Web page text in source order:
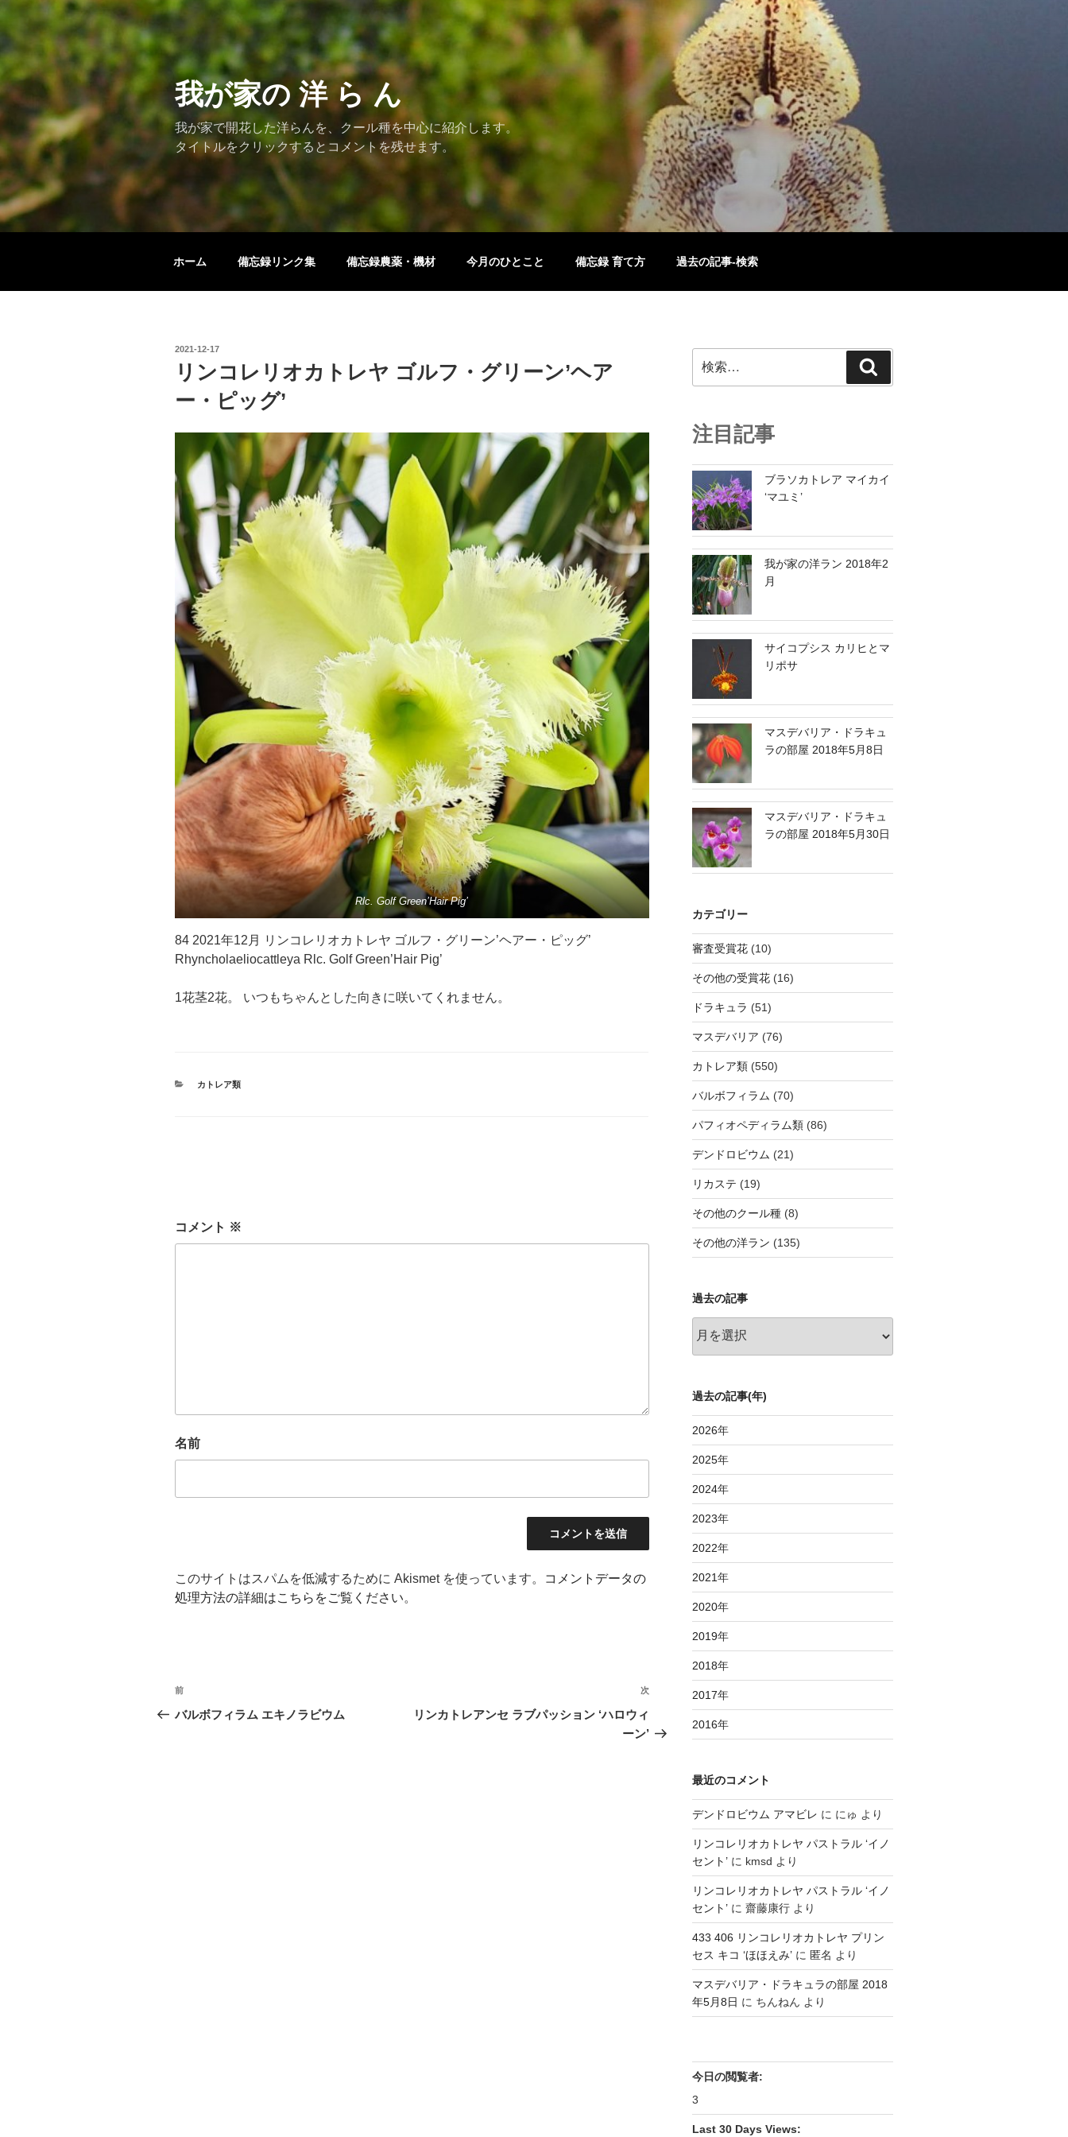
ン
ン
ツ
へ
キ
ッ
プ
我が家の 洋 ら ん
我が家で開花した洋らんを、クール種を中心に紹介します。
タイトルをクリックするとコメントを残せます。
ホーム 備忘録リンク集 備忘録農薬・機材 今月のひとこと 備忘録 育て方 過去の記事-検索
投
日:
2021-12-17
リンコレリオカトレヤ ゴルフ・グリーン’ヘア
ー・ピッグ’
Rlc. Golf Green’Hair Pig’
84 2021年12月 リンコレリオカトレヤ ゴルフ・グリーン’ヘアー・ピッグ’
Rhyncholaeliocattleya Rlc. Golf Green’Hair Pig’
1花茎2花。 いつもちゃんとした向きに咲いてくれません。
カ
カトレア類
コメント ※
名前
このサイトはスパムを低減するために Akismet を使っています。
コメントデータの
処理方法の詳細はこちらをご覧ください。
投
稿
前
の
前
バルボフィラム エキノラビウム
次
投
次
リンカトレアンセ ラブパッション ‘ハロウィ
ーン’
索:
索
注目記事
ブラソカトレア マイカイ
‘マユミ’
我が家の洋ラン 2018年2
月
サイコプシス カリヒとマ
リポサ
マスデバリア・ドラキュ
ラの部屋 2018年5月8日
マスデバリア・ドラキュ
ラの部屋 2018年5月30日
カテゴリー
審査受賞花(10)
その他の受賞花(16)
ドラキュラ (51)
マスデバリア (76)
カトレア類(550)
バルボフィラム (70)
パフィオペディラム類(86)
デンドロビウム (21)
リカステ (19)
その他のクール種(8)
その他の洋ラン (135)
過去の記事
去
事
過去の記事(年)
2026年
2025年
2024年
2023年
2022年
2021年
2020年
2019年
2018年
2017年
2016年
最近のコメント
デンドロビウム アマビレ に にゅ より
リンコレリオカトレヤ パストラル ‘イノ
セント’に kmsd より
リンコレリオカトレヤ パストラル ‘イノ
セント’に 齋藤康行より
433 406 リンコレリオカトレヤ プリン
セス キコ ‘ほほえみ’に 匿名 より
マスデバリア・ドラキュラの部屋 2018
年5月8日 に ちんねん より
今日の閲覧者:
3
Last 30 Days Views: